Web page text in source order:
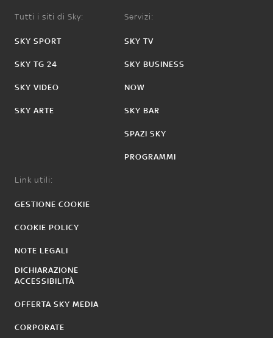
Tutti i siti di Sky:
SKY SPORT
SKY TG 24
SKY VIDEO
SKY ARTE
Servizi:
SKY TV
SKY BUSINESS
NOW
SKY BAR
SPAZI SKY
PROGRAMMI
Link utili:
GESTIONE COOKIE
COOKIE POLICY
NOTE LEGALI
DICHIARAZIONE
ACCESSIBILITÀ
OFFERTA SKY MEDIA
CORPORATE